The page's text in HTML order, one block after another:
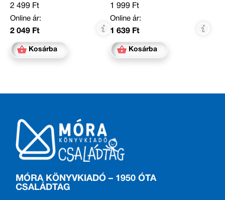
2 499 Ft
Online ár:
2 049 Ft
Kosárba
1 999 Ft
Online ár:
1 639 Ft
Kosárba
MÓRA KÖNYVKIADÓ – 1950 ÓTA
CSALÁDTAG